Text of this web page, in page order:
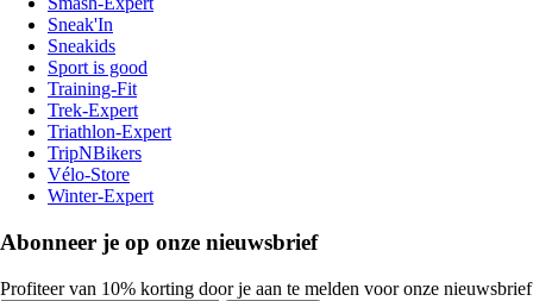
Sneak'In
Sneakids
Sport is good
Training-Fit
Trek-Expert
Triathlon-Expert
TripNBikers
Vélo-Store
Winter-Expert
Abonneer je op onze nieuwsbrief
Profiteer van 10% korting door je aan te melden voor onze nieuwsbrief